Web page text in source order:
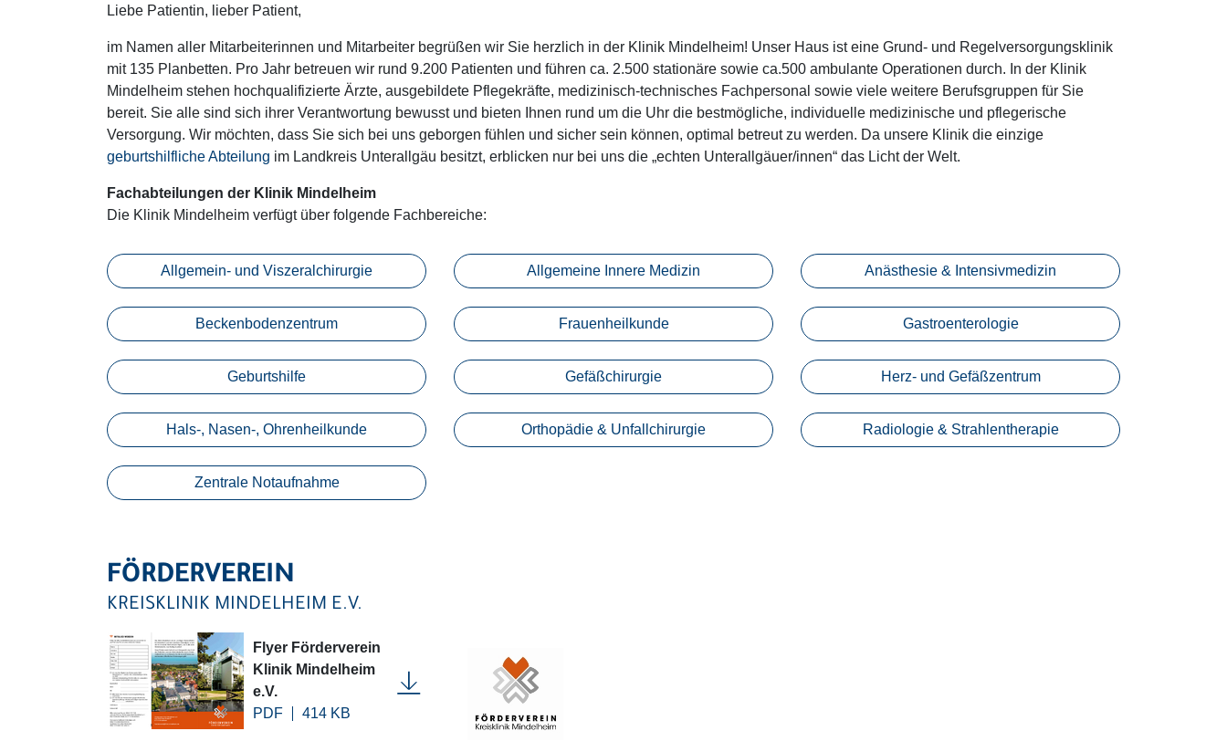
Liebe Patientin, lieber Patient,
im Namen aller Mitarbeiterinnen und Mitarbeiter begrüßen wir Sie herzlich in der Klinik Mindelheim! Unser Haus ist eine Grund- und Regelversorgungsklinik
mit 135 Planbetten. Pro Jahr betreuen wir rund 9.200 Patienten und führen ca. 2.500 stationäre sowie ca.500 ambulante Operationen durch. In der Klinik
Mindelheim stehen hochqualifizierte Ärzte, ausgebildete Pflegekräfte, medizinisch-technisches Fachpersonal sowie viele weitere Berufsgruppen für Sie
bereit. Sie alle sind sich ihrer Verantwortung bewusst und bieten Ihnen rund um die Uhr die bestmögliche, individuelle medizinische und pflegerische
Versorgung. Wir möchten, dass Sie sich bei uns geborgen fühlen und sicher sein können, optimal betreut zu werden. Da unsere Klinik die einzige
geburtshilfliche Abteilung im Landkreis Unterallgäu besitzt, erblicken nur bei uns die „echten Unterallgäuer/innen“ das Licht der Welt.
Fachabteilungen der Klinik Mindelheim
Die Klinik Mindelheim verfügt über folgende Fachbereiche:
Allgemein- und Viszeralchirurgie
Beckenbodenzentrum
Geburtshilfe
Hals-, Nasen-, Ohrenheilkunde
Zentrale Notaufnahme
Allgemeine Innere Medizin
Frauenheilkunde
Gefäßchirurgie
Orthopädie & Unfallchirurgie
Anästhesie & Intensivmedizin
Gastroenterologie
Herz- und Gefäßzentrum
Radiologie & Strahlentherapie
FÖRDERVEREIN
KREISKLINIK MINDELHEIM E.V.
Flyer Förderverein
Klinik Mindelheim
e.V.
PDF
414 KB